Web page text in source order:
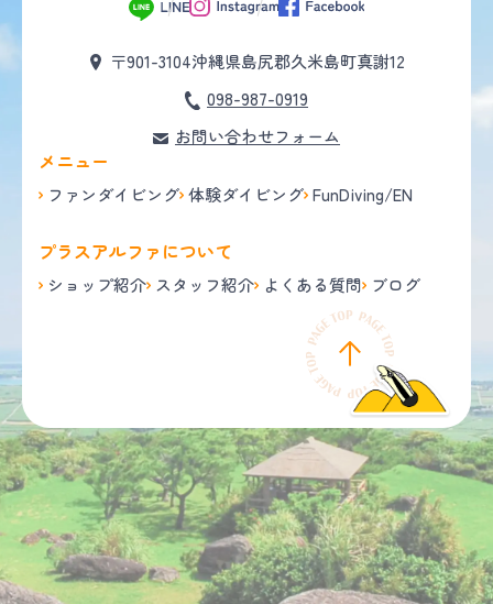
〒901-3104沖縄県島尻郡久米島町真謝12
098-987-0919
お問い合わせフォーム
メニュー
ファンダイビング 体験ダイビング FunDiving/EN
プラスアルファについて
ショップ紹介 スタッフ紹介 よくある質問 ブログ